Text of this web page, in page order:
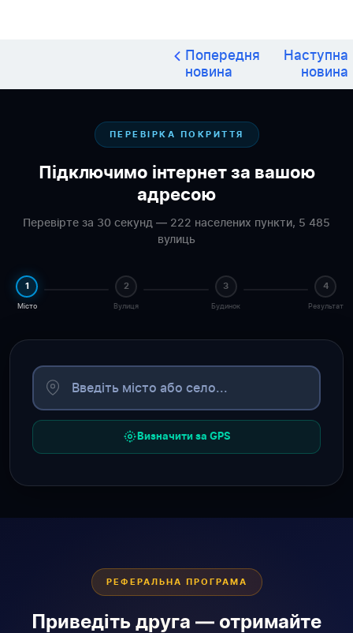
Попередня
новина
Наступна
новина
ПЕРЕВІРКА ПОКРИТТЯ
Підключимо інтернет за вашою
адресою
Перевірте за 30 секунд — 222 населених пункти, 5 485
вулиць
1
Місто
2
Вулиця
3
Будинок
4
Результат
Визначити за GPS
РЕФЕРАЛЬНА ПРОГРАМА
Приведіть друга — отримайте